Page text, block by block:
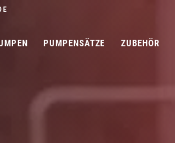
PUMPENSÄTZE ZUBEHÖR